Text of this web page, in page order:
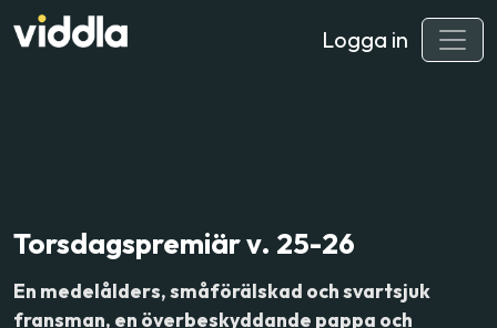
Logga in
Torsdagspremiär v. 25-26
En medelålders, småförälskad och svartsjuk
fransman, en överbeskyddande pappa och